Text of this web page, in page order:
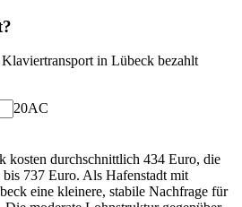
Klaviertransport in Lübeck bezahlt
20AC
kosten durchschnittlich 434 Euro, die
737 Euro. Als Hafenstadt mit
eine kleinere, stabile Nachfrage für